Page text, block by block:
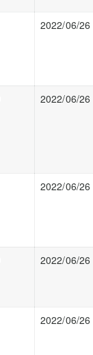
2022/06/26
2022/06/26
2022/06/26
2022/06/26
2022/06/26